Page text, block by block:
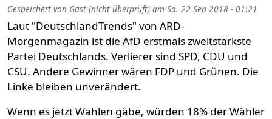
Gespeichert von Gast (nicht überprüft) am Sa. 22 Sep 2018 - 01:21
Laut "DeutschlandTrends" von ARD-
Morgenmagazin ist die AfD erstmals zweitstärkste
Partei Deutschlands. Verlierer sind SPD, CDU und
CSU. Andere Gewinner wären FDP und Grünen. Die
Linke bleiben unverändert.
Wenn es jetzt Wahlen gäbe, würden 18% der Wähler